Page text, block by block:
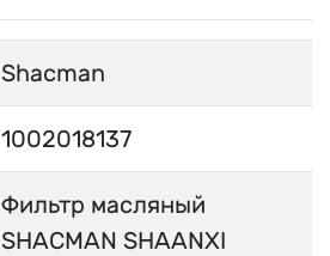
Shacman
1002018137
Фильтр масляный
SHACMAN SHAANXI